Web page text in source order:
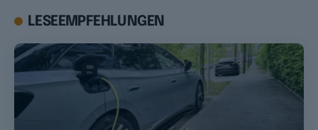
LESEEMPFEHLUNGEN